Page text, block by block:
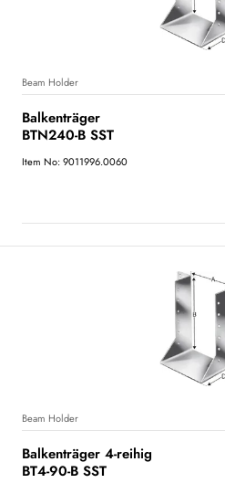
Beam Holder
Balkenträger
BTN240-B SST
Item No: 9011996.0060
Beam Holder
Balkenträger 4-reihig
BT4-90-B SST